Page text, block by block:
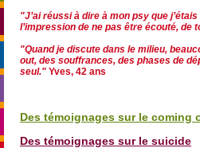
"J’ai réussi à dire à mon psy que
l’impression de ne pas être écouté, de
"Quand je discute dans le milieu,
out, des souffrances, des phases de
seul." Yves, 42 ans
Des témoignages sur le coming
Des témoignages sur le suicide